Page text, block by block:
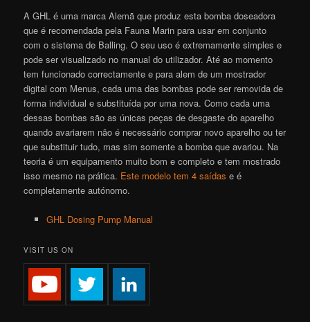
A GHL é uma marca Alemã que produz esta bomba doseadora
que é recomendada pela Fauna Marin para usar em conjunto
com o sistema de Balling. O seu uso é extremamente simples e
pode ser visualizado no manual do utilizador. Até ao momento
tem funcionado correctamente e para alem de um mostrador
digital com Menus, cada uma das bombas pode ser removida de
forma individual e substituída por uma nova. Como cada uma
dessas bombas são as únicas peças de desgaste do aparelho
quando avariarem não é necessário comprar novo aparelho ou ter
que substituir tudo, mas sim somente a bomba que avariou. Na
teoria é um equipamento muito bom e completo e tem mostrado
isso mesmo na prática. Este modelo tem 4 saídas e é
completamente autónomo.
GHL Dosing Pump Manual
VISIT US ON